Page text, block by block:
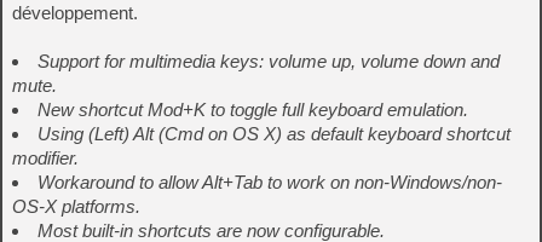
développement.
Support for multimedia keys: volume up, volume down and
mute.
New shortcut Mod+K to toggle full keyboard emulation.
Using (Left) Alt (Cmd on OS X) as default keyboard shortcut
modifier.
Workaround to allow Alt+Tab to work on non-Windows/non-
OS-X platforms.
Most built-in shortcuts are now configurable.